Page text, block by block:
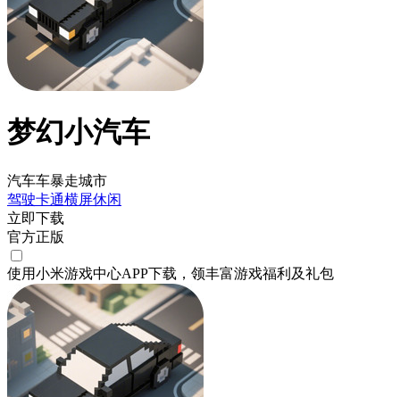
梦幻小汽车
汽车车暴走城市
驾驶卡通横屏休闲
立即下载
官方正版
使用小米游戏中心APP下载 ，领丰富游戏福利 及礼包